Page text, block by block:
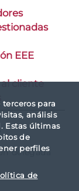
para
análisis
Estas últimas
de
perfiles
de
EEE
cliente
delegada